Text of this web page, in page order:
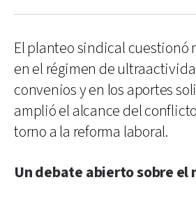
El planteo sindical cuestionó
en el régimen de
convenios y en los aportes
amplió el alcance del
torno a la reforma laboral.
Un debate abierto sobre el